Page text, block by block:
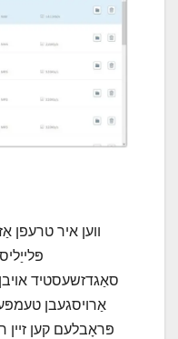
סאַגדזשעסטיד
אַרויסגעבן
פּראָבלעם קען זיין